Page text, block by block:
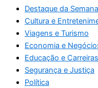
Destaque da Semana
Cultura e
Viagens e Turismo
Economia e
Educação e Carreiras
Segurança e Justiça
Política